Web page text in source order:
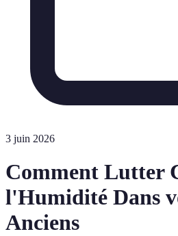
3 juin 2026
Comment Lutter
l'Humidité Dans
Anciens